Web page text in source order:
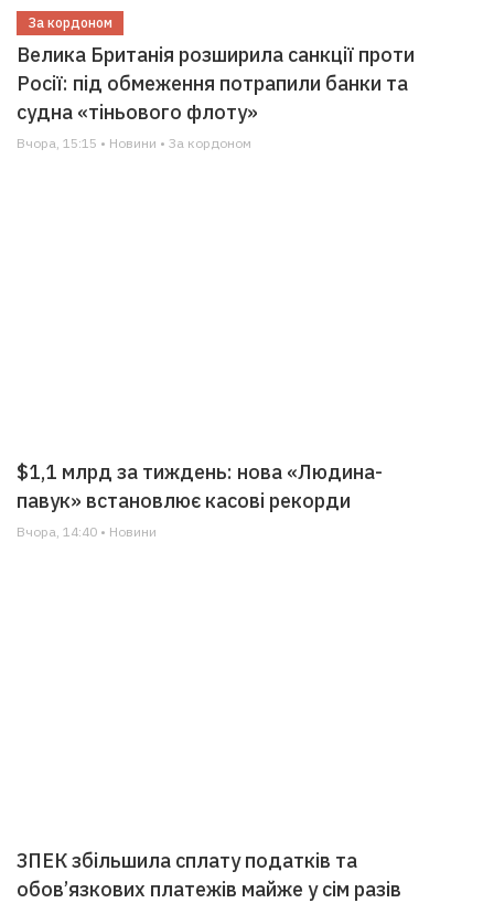
За кордоном
Велика Британія розширила санкції проти
Росії: під обмеження потрапили банки та
судна «тіньового флоту»
Вчора, 15:15 • Новини • За кордоном
$1,1 млрд за тиждень: нова «Людина-
павук» встановлює касові рекорди
Вчора, 14:40 • Новини
ЗПЕК збільшила сплату податків та
обов’язкових платежів майже у сім разів